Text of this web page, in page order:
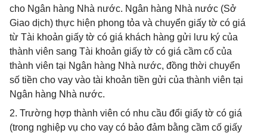
cho Ngân hàng Nhà nước. Ngân hàng Nhà nước (Sở
Giao dịch) thực hiện phong tỏa và chuyển giấy tờ có giá
từ Tài khoản giấy tờ có giá khách hàng gửi lưu ký của
thành viên sang Tài khoản giấy tờ có giá cầm cố của
thành viên tại Ngân hàng Nhà nước, đồng thời chuyển
số tiền cho vay vào tài khoản tiền gửi của thành viên tại
Ngân hàng Nhà nước.
2. Trường hợp thành viên có nhu cầu đổi giấy tờ có giá
(trong nghiệp vụ cho vay có bảo đảm bằng cầm cố giấy